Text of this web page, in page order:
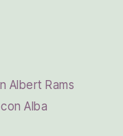
Albert Rams
Alba